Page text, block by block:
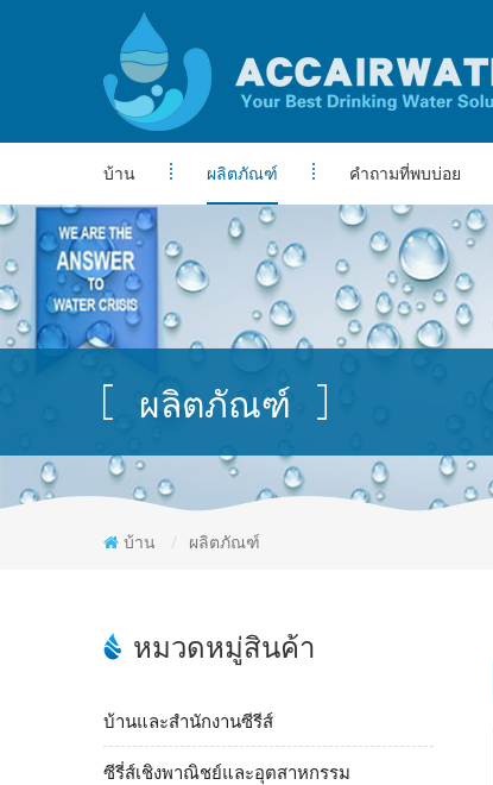
บ้าน ผลิตภัณฑ์ คำถามที่พบบ่อย
ผลิตภัณฑ์
บ้าน / ผลิตภัณฑ์
หมวดหมู่สินค้า
บ้านและสำนักงานซีรีส์
ซีรี่ส์เชิงพาณิชย์และอุตสาหกรรม